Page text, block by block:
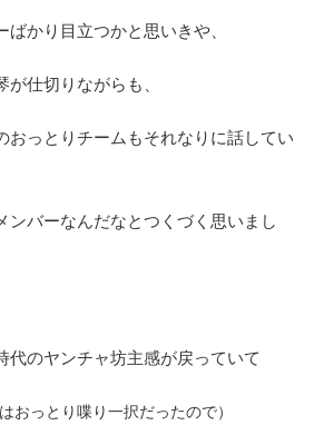
かり目立つかと思いきや、
仕切りながらも、
おっとりチームもそれなりに話してい
ンバーなんだなとつくづく思いまし
代のヤンチャ坊主感が戻っていて
おっとり喋り一択だったので）